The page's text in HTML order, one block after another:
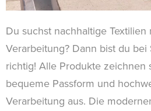
Du suchst nachhaltige
Verarbeitung? Dann bist du bei
richtig! Alle Produkte zeichnen
bequeme Passform und
Verarbeitung aus. Die